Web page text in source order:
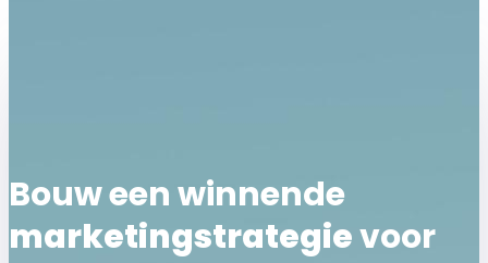
Bouw een winnende
marketingstrategievoor